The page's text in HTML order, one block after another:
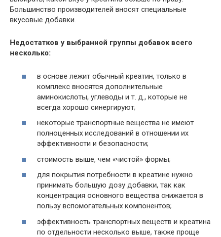
Большинство производителей вносят специальные
вкусовые добавки.
Недостатков у выбранной группы добавок всего
несколько:
в основе лежит обычный креатин, только в
комплекс вносятся дополнительные
аминокислоты, углеводы и т. д., которые не
всегда хорошо синергируют;
некоторые транспортные вещества не имеют
полноценных исследований в отношении их
эффективности и безопасности;
стоимость выше, чем «чистой» формы;
для покрытия потребности в креатине нужно
принимать большую дозу добавки, так как
концентрация основного вещества снижается в
пользу вспомогательных компонентов;
эффективность транспортных веществ и креатина
по отдельности несколько выше, также проще